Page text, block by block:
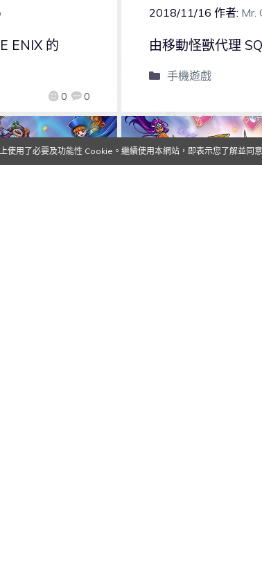
0 0
ENIX 的
2018/11/16 作者: Mr.
由移動怪獸代理
手機遊戲
使用了必要及功能性 Cookie。繼續使用本網站，即表示您了解並同